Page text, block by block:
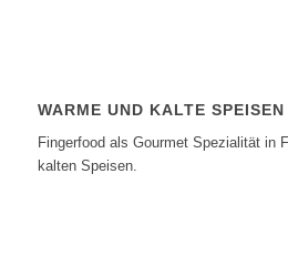
WARME UND KALTE SPEISEN
Fingerfood als Gourmet Spezialität in
kalten Speisen.